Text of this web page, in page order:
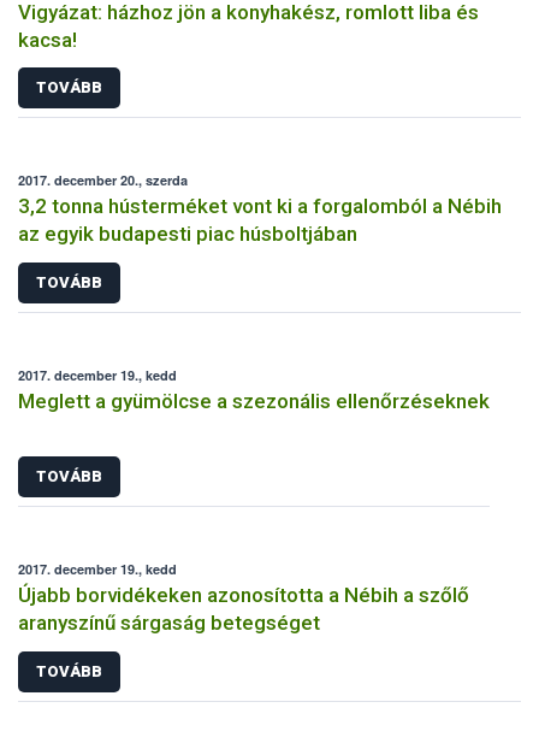
Vigyázat: házhoz jön a konyhakész, romlott liba és
kacsa!
TOVÁBB
2017. december 20., szerda
3,2 tonna hústerméket vont ki a forgalomból a Nébih
az egyik budapesti piac húsboltjában
TOVÁBB
2017. december 19., kedd
Meglett a gyümölcse a szezonális ellenőrzéseknek
TOVÁBB
2017. december 19., kedd
Újabb borvidékeken azonosította a Nébih a szőlő
aranyszínű sárgaság betegséget
TOVÁBB